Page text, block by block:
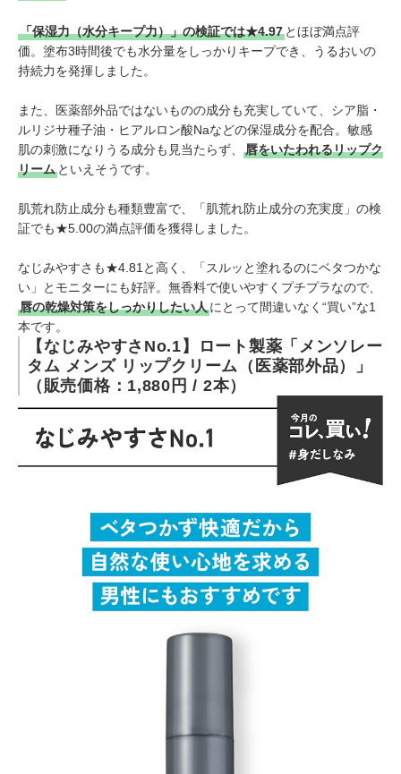
「保湿力（水分キープ力）」の検証では★4.97 とほぼ満点評
価。塗布3時間後でも水分量をしっかりキープでき、うるおいの
持続力を発揮しました。
また、医薬部外品ではないものの成分も充実していて、シア脂・
ルリジサ種子油・ヒアルロン酸Naなどの保湿成分を配合。敏感
肌の刺激になりうる成分も見当たらず、
唇をいたわれるリップク
リーム といえそうです。
肌荒れ防止成分も種類豊富で、「肌荒れ防止成分の充実度」の検
証でも★5.00の満点評価を獲得しました。
なじみやすさも★4.81と高く、「スルッと塗れるのにベタつかな
い」とモニターにも好評。無香料で使いやすくプチプラなので、
唇の乾燥対策をしっかりしたい人にとって間違いなく“買い”な1
本です。
【なじみやすさNo.1】ロート製薬「メンソレー
タム メンズ リップクリーム（医薬部外品）」
（販売価格：1,880円 / 2本）